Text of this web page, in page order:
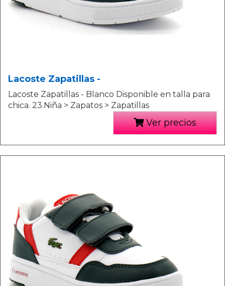
Lacoste Zapatillas -
Lacoste Zapatillas - Blanco Disponible en talla para
chica. 23.Niña > Zapatos > Zapatillas
Ver precios